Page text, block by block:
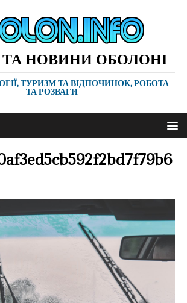
ТА НОВИНИ ОБОЛОНІ
ТУРИЗМ ТА ВІДПОЧИНОК, РОБОТА
ТА РОЗВАГИ